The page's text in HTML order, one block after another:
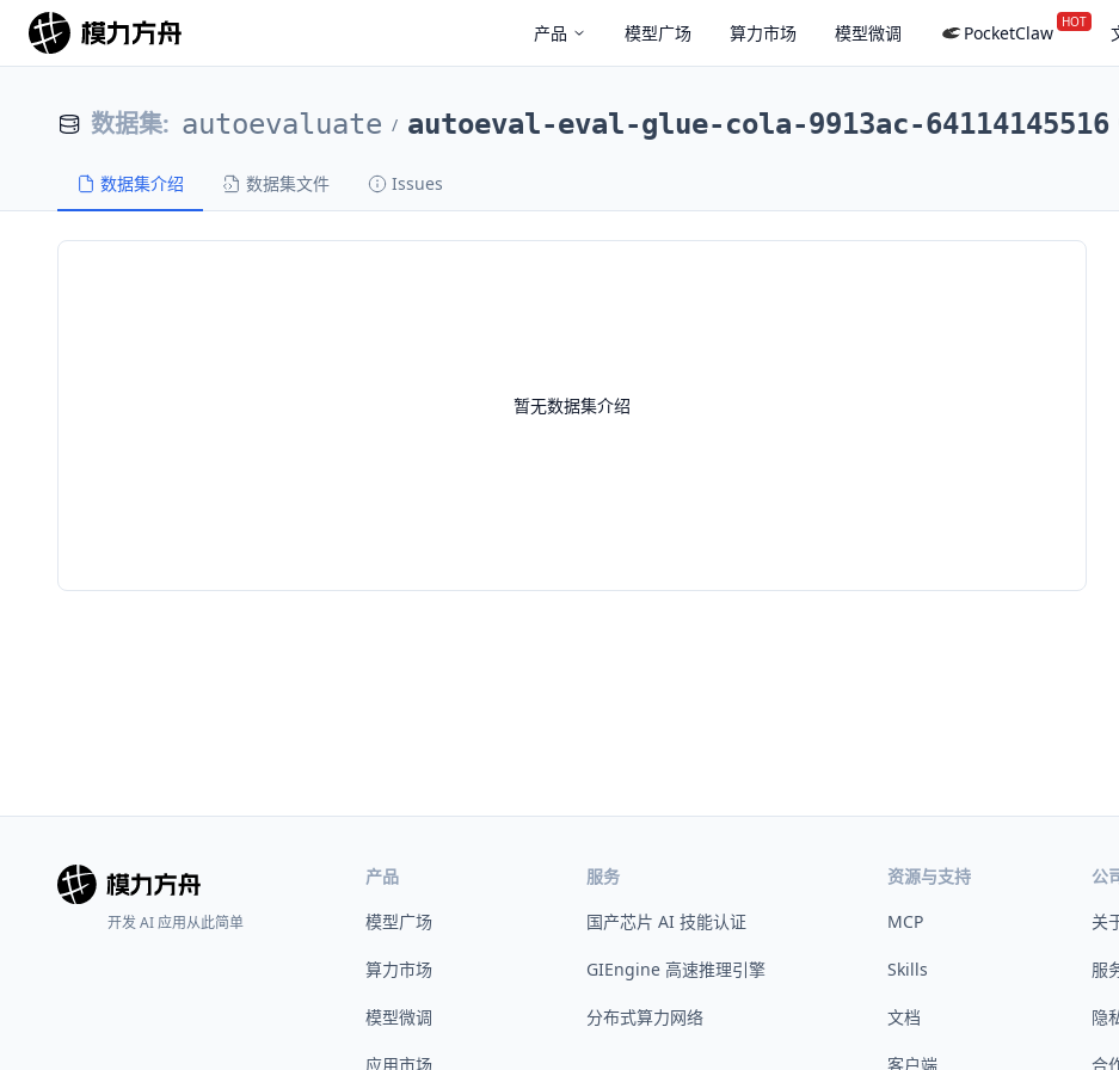
产品 模型广场 算力市场 模型微调 PocketClaw HOT
数据集: autoevaluate / autoeval-eval-glue-cola-9913ac-64114145516
数据集介绍 数据集文件 Issues
暂无数据集介绍
开发 AI 应用从此简单
产品
模型广场
算力市场
模型微调
应用市场
服务
国产芯片 AI 技能认证
GIEngine 高速推理引擎
分布式算力网络
资源与支持
MCP
Skills
文档
客户端
公
关
服
隐
合